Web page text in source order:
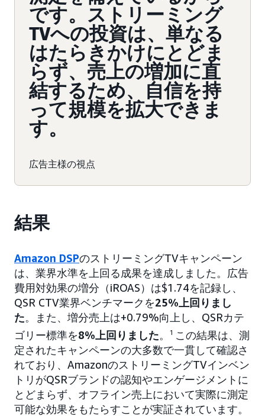
です。ストリーミング
TVへの投資は、単なる
はたらきかけにとどま
らず、売上の増加に直
結するため、自信を持
って規模を拡大できま
す。
広告主様の視点
結果
Amazon DSPのストリーミングTVキャンペーン
は、業界水準を上回る成果を達成しました。広告
費用対効果の増分（iROAS）は$1.74を記録し、
QSR CTV業界ベンチマークを25%上回りまし
た。また、増分売上は+0.79%向上し、QSRカテ
ゴリー標準を8%上回りました。 1 この結果は、測
定されたキャンペーンの大多数で一貫して確認さ
れており、AmazonのストリーミングTVインベン
トリがQSRブランドの認知やエンゲージメントに
とどまらず、オフライン売上において実際に測定
可能な効果をもたらすことが実証されています。